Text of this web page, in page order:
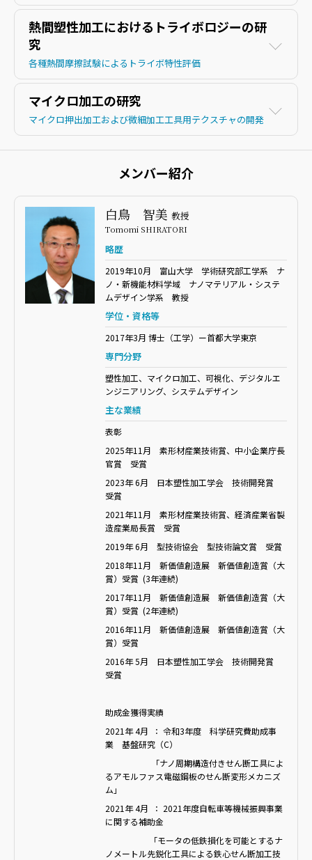
熱間塑性加工におけるトライボロジーの研
究
各種熱間摩擦試験によるトライボ特性評価
マイクロ加工の研究
マイクロ押出加工および微細加工工具用テクスチャの開発
メンバー紹介
白鳥 智美 教授
Tomomi SHIRATORI
略歴
2019年10月 富山大学 学術研究部工学系 ナ
ノ・新機能材料学域 ナノマテリアル・システ
ムデザイン学系 教授
学位・資格等
2017年3月 博士（工学）ー首都大学東京
専門分野
塑性加工、マイクロ加工、可視化、デジタルエ
ンジニアリング、システムデザイン
主な業績
表彰
2025年11月 素形材産業技術賞、中小企業庁長
官賞 受賞
2023年 6月 日本塑性加工学会 技術開発賞
受賞
2021年11月 素形材産業技術賞、経済産業省製
造産業局長賞 受賞
2019年 6月 型技術協会 型技術論文賞 受賞
2018年11 月 新価値創造展 新価値創造賞（大
賞）受賞 (3年連続)
2017年11 月 新価値創造展 新価値創造賞（大
賞）受賞 (2年連続)
2016年11 月 新価値創造展 新価値創造賞（大
賞）受賞
2016年 5月 日本塑性加工学会 技術開発賞
受賞
助成金獲得実績
2021年 4月 ： 令和3年度 科学研究費助成事
業 基盤研究（C）
「ナノ周期構造付きせん断工具によ
るアモルファス電磁鋼板のせん断変形メカニズ
ム」
2021年 4月 ： 2021年度自転車等機械振興事業
に関する補助金
「モータの低鉄損化を可能とするナ
ノメートル先鋭化工具による鉄心せん断加工技